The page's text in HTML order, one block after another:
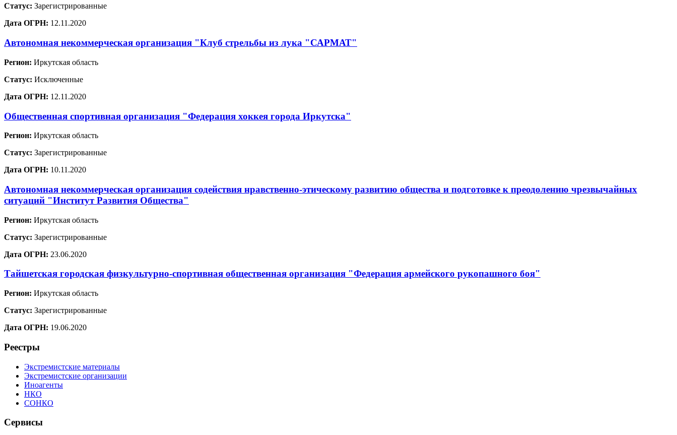
Статус: Зарегистрированные
Дата ОГРН: 12.11.2020
Автономная некоммерческая организация "Клуб стрельбы из лука "САРМАТ"
Регион: Иркутская область
Статус: Исключенные
Дата ОГРН: 12.11.2020
Общественная спортивная организация "Федерация хоккея города Иркутска"
Регион: Иркутская область
Статус: Зарегистрированные
Дата ОГРН: 10.11.2020
Автономная некоммерческая организация содействия нравственно-этическому развитию общества и подготовке к преодолению чрезвычайных
ситуаций "Институт Развития Общества"
Регион: Иркутская область
Статус: Зарегистрированные
Дата ОГРН: 23.06.2020
Тайшетская городская физкультурно-спортивная общественная организация "Федерация армейского рукопашного боя"
Регион: Иркутская область
Статус: Зарегистрированные
Дата ОГРН: 19.06.2020
Реестры
Экстремистские материалы
Экстремистские организации
Иноагенты
НКО
СОНКО
Сервисы